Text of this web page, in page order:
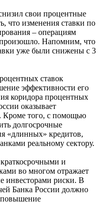
свои процентные
что изменения ставки по
– операциям
Напомним, что
уже были снижены с 3
ставок
эффективности его
коридора процентных
оказывает
Кроме того, с помощью
долгосрочные
«длинных» кредитов,
реальному сектору.
и
во многом отражает
риски. В
Банка России должно
повышение